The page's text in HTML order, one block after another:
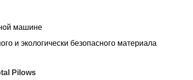
машине
и экологически безопасного материала
Pilows